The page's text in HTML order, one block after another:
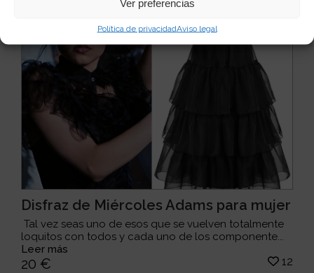
Ver preferencias
Política de privacidadAviso legal
Disfraz de Miércoles Adams para mujer
Tal vez seas uno de esos que se vuelven totalmente
loquitos con todos y cada uno de los componente...
Leer más
20 € 12